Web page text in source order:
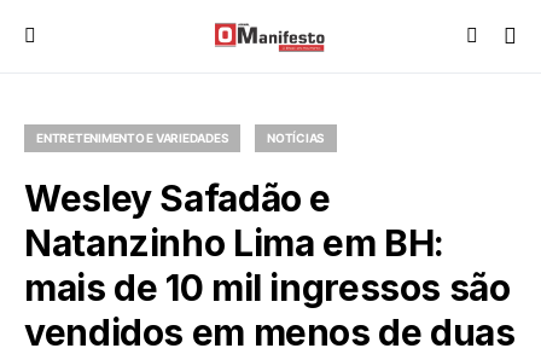
ENTRETENIMENTO E VARIEDADES NOTÍCIAS
Wesley Safadão e
Natanzinho Lima em BH:
mais de 10 mil ingressos são
vendidos em menos de duas